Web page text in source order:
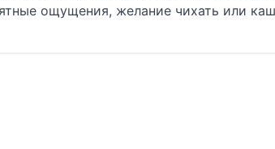
ощущения, желание чихать или